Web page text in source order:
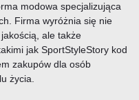
modowa specjalizująca
Firma wyróżnia się nie
ale także
jak SportStyleStory kod
zakupów dla osób
życia.